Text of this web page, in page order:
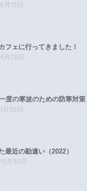
月13日
フェに行ってきました！
月28日
度の寒波のための防寒対策
月30日
最近の勘違い（2022）
月30日